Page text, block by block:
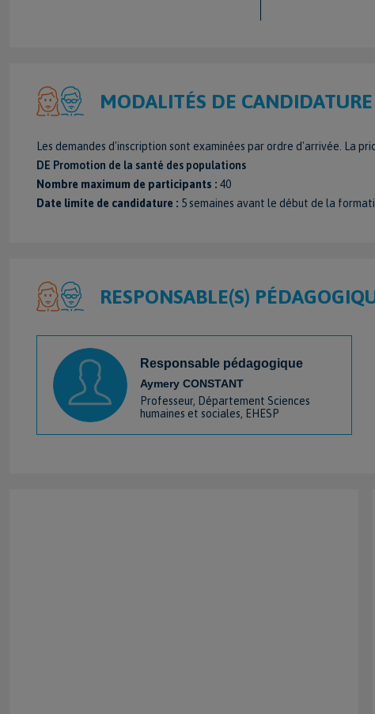
MODALITÉS DE CANDIDATURE
Les demandes d'inscription sont examinées par ordre d'arrivée. La
DE Promotion de la santé des populations
Nombre maximum de participants : 40
Date limite de candidature : 5 semaines avant le début de la
RESPONSABLE(S)
Responsable pédagogique
Aymery CONSTANT
Professeur, Département Sciences
humaines et sociales, EHESP